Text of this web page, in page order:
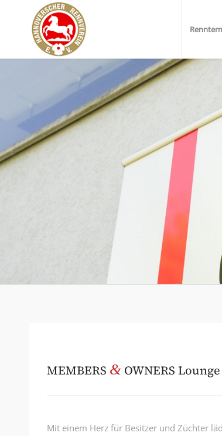
MEMBERS & OWNERS Lounge
Mit einem Herz für Besitzer und Züchter